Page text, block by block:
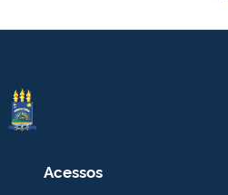
Acessos